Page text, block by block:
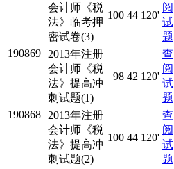
会计师《税
法》临考押
密试卷(3)
100 44 120'
阅
试
题
190869
2013年注册
会计师《税
法》提高冲
刺试题(1)
98 42 120'
查
阅
试
题
190868
2013年注册
会计师《税
法》提高冲
刺试题(2)
100 44 120'
查
阅
试
题